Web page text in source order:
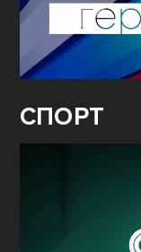
СПОРТ